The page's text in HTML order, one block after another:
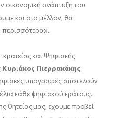
οικονομική ανάπτυξη του
και στο μέλλον, θα
και Ψηφιακής
Κυριάκος Πιερρακάκης
υπογραφές αποτελούν
κάθε ψηφιακού κράτους.
θητείας μας, έχουμε προβεί